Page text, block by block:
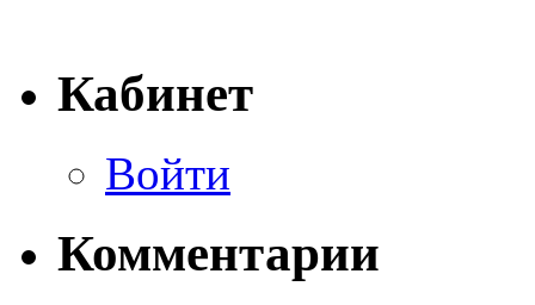
Кабинет
Войти
Комментарии